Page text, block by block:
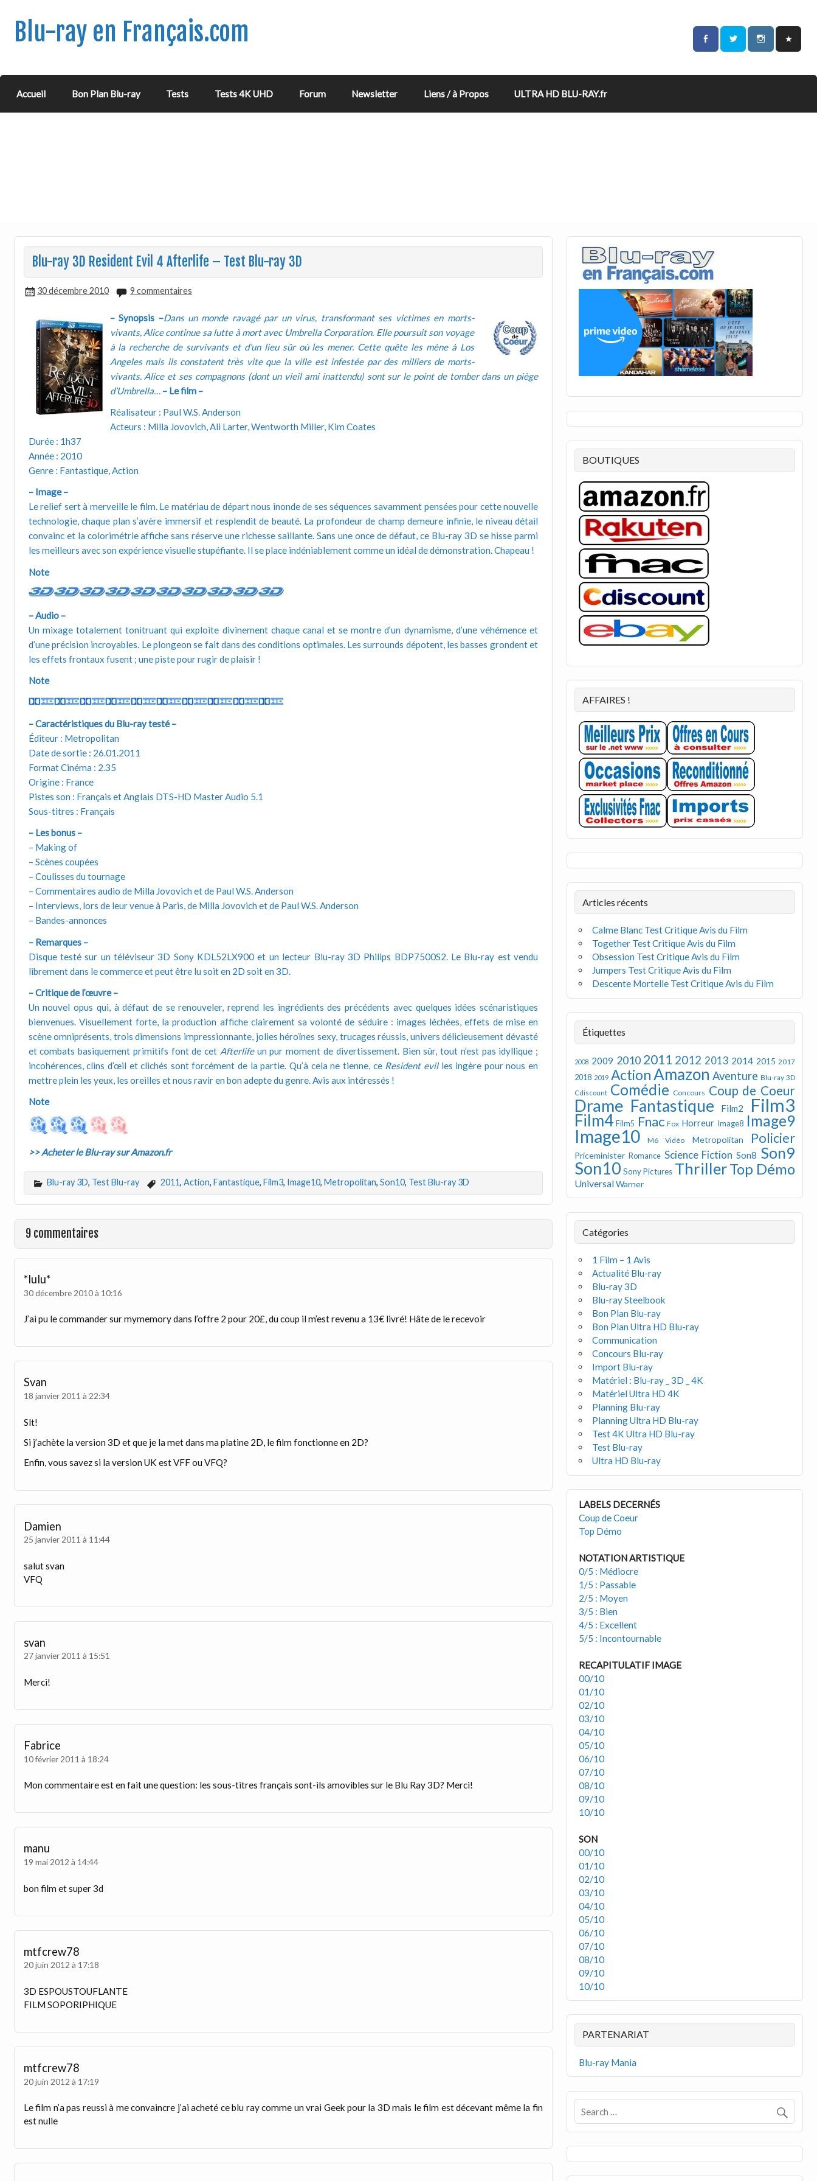
Blu-ray en Français.com
Accueil Bon Plan Blu-ray Tests Tests 4K UHD Forum Newsletter Liens / à Propos ULTRA HD BLU-RAY.fr
Blu-ray 3D Resident Evil 4 Afterlife – Test Blu-ray 3D
30 décembre 2010 9 commentaires
– Synopsis –Dans un monde ravagé par un virus, transformant ses victimes en morts-
vivants, Alice continue sa lutte à mort avec Umbrella Corporation. Elle poursuit son voyage
à la recherche de survivants et d’un lieu sûr où les mener. Cette quête les mène à Los
Angeles mais ils constatent très vite que la ville est infestée par des milliers de morts-
vivants. Alice et ses compagnons (dont un vieil ami inattendu) sont sur le point de tomber dans un piège
d’Umbrella… – Le film –
Réalisateur : Paul W.S. Anderson
Acteurs : Milla Jovovich, Ali Larter, Wentworth Miller, Kim Coates
Durée : 1h37
Année : 2010
Genre : Fantastique, Action
– Image –
Le relief sert à merveille le film. Le matériau de départ nous inonde de ses séquences savamment pensées pour cette nouvelle
technologie, chaque plan s’avère immersif et resplendit de beauté. La profondeur de champ demeure infinie, le niveau détail
convainc et la colorimétrie affiche sans réserve une richesse saillante. Sans une once de défaut, ce Blu-ray 3D se hisse parmi
les meilleurs avec son expérience visuelle stupéfiante. Il se place indéniablement comme un idéal de démonstration. Chapeau !
Note
– Audio –
Un mixage totalement tonitruant qui exploite divinement chaque canal et se montre d’un dynamisme, d’une véhémence et
d’une précision incroyables. Le plongeon se fait dans des conditions optimales. Les surrounds dépotent, les basses grondent et
les effets frontaux fusent ; une piste pour rugir de plaisir !
Note
– Caractéristiques du Blu-ray testé –
Éditeur : Metropolitan
Date de sortie : 26.01.2011
Format Cinéma : 2.35
Origine : France
Pistes son : Français et Anglais DTS-HD Master Audio 5.1
Sous-titres : Français
– Les bonus –
– Making of
– Scènes coupées
– Coulisses du tournage
– Commentaires audio de Milla Jovovich et de Paul W.S. Anderson
– Interviews, lors de leur venue à Paris, de Milla Jovovich et de Paul W.S. Anderson
– Bandes-annonces
– Remarques –
Disque testé sur un téléviseur 3D Sony KDL52LX900 et un lecteur Blu-ray 3D Philips BDP7500S2. Le Blu-ray est vendu
librement dans le commerce et peut être lu soit en 2D soit en 3D.
– Critique de l’œuvre –
Un nouvel opus qui, à défaut de se renouveler, reprend les ingrédients des précédents avec quelques idées scénaristiques
bienvenues. Visuellement forte, la production affiche clairement sa volonté de séduire : images léchées, effets de mise en
scène omniprésents, trois dimensions impressionnante, jolies héroïnes sexy, trucages réussis, univers délicieusement dévasté
et combats basiquement primitifs font de cet Afterlifeun pur moment de divertissement. Bien sûr, tout n’est pas idyllique ;
incohérences, clins d’œil et clichés sont forcément de la partie. Qu’à cela ne tienne, ce Resident evilles ingère pour nous en
mettre plein les yeux, les oreilles et nous ravir en bon adepte du genre. Avis aux intéressés !
Note
>> Acheter le Blu-ray sur Amazon.fr
Blu-ray 3D, Test Blu-ray 2011, Action, Fantastique, Film3, Image10, Metropolitan, Son10, Test Blu-ray 3D
9 commentaires
*lulu*
30 décembre 2010 à 10:16
J’ai pu le commander sur mymemory dans l’offre 2 pour 20£, du coup il m’est revenu a 13€ livré! Hâte de le recevoir
Svan
18 janvier 2011 à 22:34
Slt!
Si j’achète la version 3D et que je la met dans ma platine 2D, le film fonctionne en 2D?
Enfin, vous savez si la version UK est VFF ou VFQ?
Damien
25 janvier 2011 à 11:44
salut svan
VFQ
svan
27 janvier 2011 à 15:51
Merci!
Fabrice
10 février 2011 à 18:24
Mon commentaire est en fait une question: les sous-titres français sont-ils amovibles sur le Blu Ray 3D? Merci!
manu
19 mai 2012 à 14:44
bon film et super 3d
mtfcrew78
20 juin 2012 à 17:18
3D ESPOUSTOUFLANTE
FILM SOPORIPHIQUE
mtfcrew78
20 juin 2012 à 17:19
Le film n’a pas reussi à me convaincre j’ai acheté ce blu ray comme un vrai Geek pour la 3D mais le film est décevant même la fin
est nulle
BOUTIQUES
AFFAIRES !
Articles récents
Calme Blanc Test Critique Avis du Film
Together Test Critique Avis du Film
Obsession Test Critique Avis du Film
Jumpers Test Critique Avis du Film
Descente Mortelle Test Critique Avis du Film
Étiquettes
2008 2009 2010 2011 2012 2013 2014 2015 2017
2018 2019 ActionAmazon Aventure Blu-ray 3D
Cdiscount Comédie Concours Coup de Coeur
Drame Fantastique Film2 Film3
Film4 Film5 Fnac Fox Horreur Image8 Image9
Image10 M6 Vidéo Metropolitan Policier
Priceminister Romance Science Fiction Son8 Son9
Son10 Sony Pictures ThrillerTop Démo
UniversalWarner
Catégories
1 Film – 1 Avis
Actualité Blu-ray
Blu-ray 3D
Blu-ray Steelbook
Bon Plan Blu-ray
Bon Plan Ultra HD Blu-ray
Communication
Concours Blu-ray
Import Blu-ray
Matériel : Blu-ray _ 3D _ 4K
Matériel Ultra HD 4K
Planning Blu-ray
Planning Ultra HD Blu-ray
Test 4K Ultra HD Blu-ray
Test Blu-ray
Ultra HD Blu-ray
LABELS DECERNÉS
Coup de Coeur
Top Démo
NOTATION ARTISTIQUE
0/5 : Médiocre
1/5 : Passable
2/5 : Moyen
3/5 : Bien
4/5 : Excellent
5/5 : Incontournable
RECAPITULATIF IMAGE
00/10
01/10
02/10
03/10
04/10
05/10
06/10
07/10
08/10
09/10
10/10
SON
00/10
01/10
02/10
03/10
04/10
05/10
06/10
07/10
08/10
09/10
10/10
PARTENARIAT
Blu-ray Mania